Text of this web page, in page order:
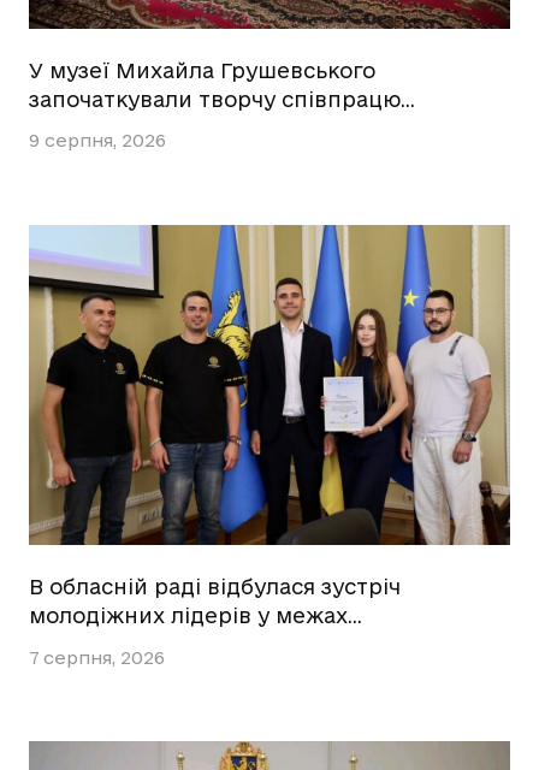
У музеї Михайла Грушевського
започаткували творчу співпрацю…
9 серпня, 2026
В обласній раді відбулася зустріч
молодіжних лідерів у межах…
7 серпня, 2026